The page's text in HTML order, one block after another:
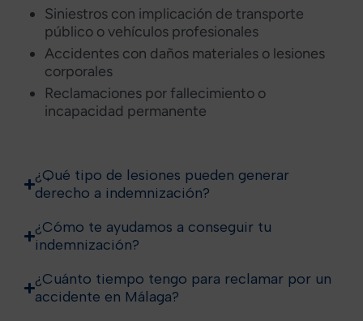
Siniestros con implicación de transporte
público o vehículos profesionales
Accidentes con daños materiales o lesiones
corporales
Reclamaciones por fallecimiento o
incapacidad permanente
¿Qué tipo de lesiones pueden generar
derecho a indemnización?
¿Cómo te ayudamos a conseguir tu
indemnización?
¿Cuánto tiempo tengo para reclamar por un
accidente en Málaga?